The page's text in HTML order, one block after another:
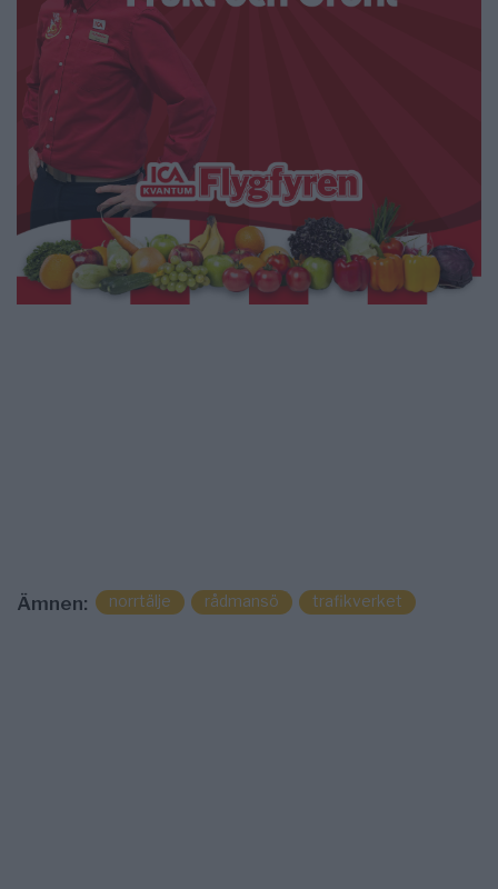
Ämnen: norrtälje rådmansö trafikverket